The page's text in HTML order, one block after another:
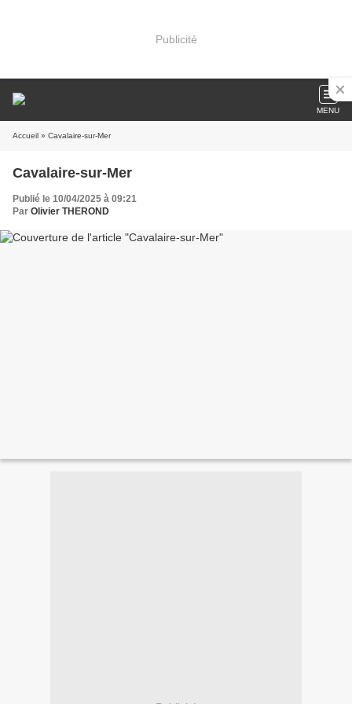
Publicité
MENU
Accueil » Cavalaire-sur-Mer
Cavalaire-sur-Mer
Publié le 10/04/2025 à 09:21
Par Olivier THEROND